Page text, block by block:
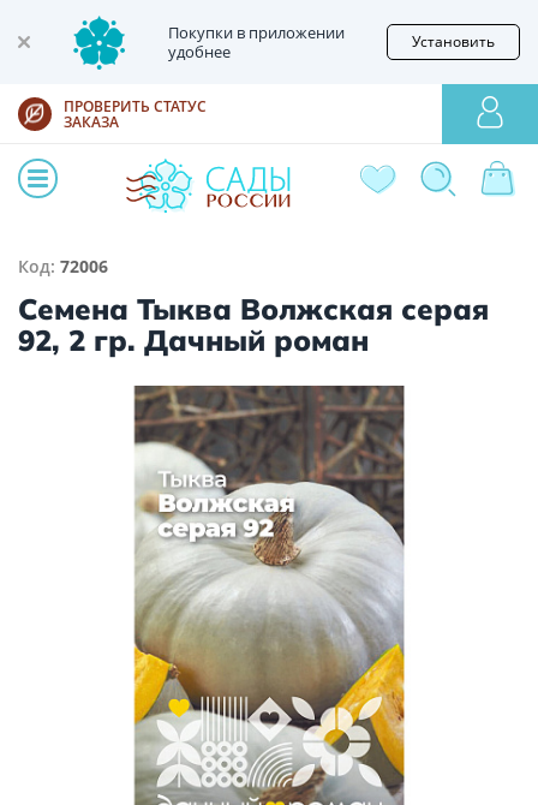
Покупки в приложении
удобнее
Установить
ПРОВЕРИТЬ СТАТУС
ЗАКАЗА
Код: 72006
Семена Тыква Волжская серая
92, 2 гр. Дачный роман